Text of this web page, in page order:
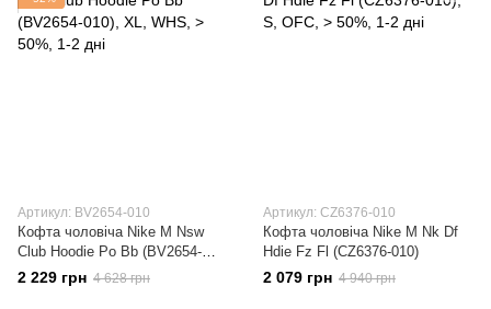
Артикул: BV2654-010
Кофта чоловіча Nike M Nsw
Club Hoodie Po Bb (BV2654-
010)
2 229 грн 4 628 грн
Артикул: CZ6376-010
Кофта чоловіча Nike M Nk Df
Hdie Fz Fl (CZ6376-010)
2 079 грн 4 940 грн